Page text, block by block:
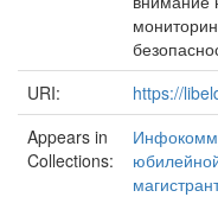
URI:
https://
Appears in
Collections: